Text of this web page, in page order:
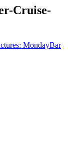
Cruise-
MondayBar